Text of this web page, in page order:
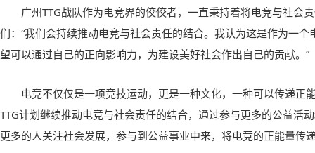
广州TTG战队作为电竞界的佼佼者，一直秉持着将电竞与社会
们：“我们会持续推动电竞与社会责任的结合。我认为这是作为一
望可以通过自己的正向影响力，为建设美好社会作出自己的贡献。”
电竞不仅仅是一项竞技运动，更是一种文化，一种可以传递正
TTG计划继续推动电竞与社会责任的结合，通过参与更多的公益活
更多的人关注社会发展，参与到公益事业中来，将电竞的正能量传